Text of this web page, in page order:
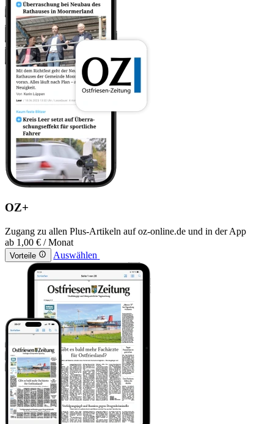
OZ+
Zugang zu allen Plus-Artikeln auf oz-online.de und in der App
ab 1,00 € / Monat
Vorteile Auswählen